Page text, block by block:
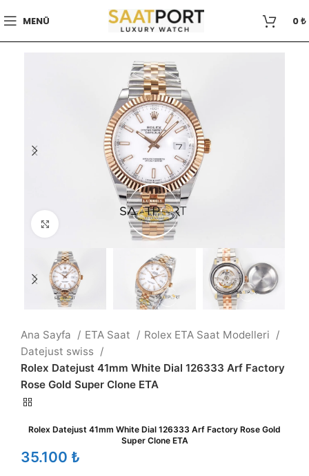
MENÜ 0₺
Büyütmek için tıklayın
Ana Sayfa ETA Saat
Rolex ETA Saat Modelleri
Datejust swiss
Rolex Datejust 41mm White Dial 126333 Arf Factory
Rose Gold Super Clone ETA
Rolex Datejust 41mm White Dial 126333 Arf Factory Rose Gold
Super Clone ETA
₺